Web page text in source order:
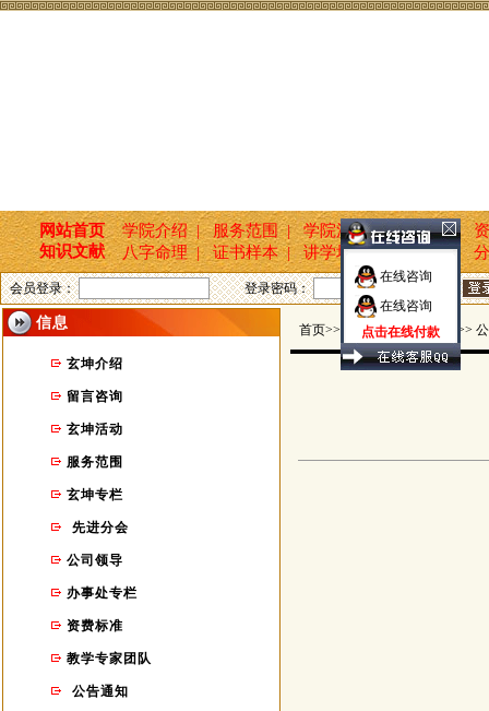
在线咨询
在线咨询
点击在线付款
网站首页 学院介绍 | 服务范围 | 学院活动 | 新闻报道 |
知识文献
八字命理 | 证书样本 | 讲学培训 | 国学文化 |
会员登录： 登录密码：
信息
玄坤介绍
留言咨询
玄坤活动
服务范围
玄坤专栏
先进分会
公司领导
办事处专栏
资费标准
教学专家团队
公告通知
首页>>玄坤命名轩 >> 信息 >>